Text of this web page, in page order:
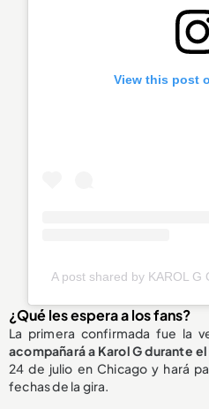
View this post
A post shared by KAROL G
¿Qué les espera a los fans?
La primera confirmada fue la
acompañará a Karol G durante
24 de julio en Chicago y hará
fechas de la gira.